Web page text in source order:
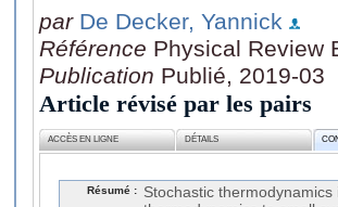
par De Decker, Yannick
Référence Physical Review
Publication Publié, 2019-03
Article révisé par les pairs
ACCÈS EN LIGNE DÉTAILS
Résumé :
Stochastic